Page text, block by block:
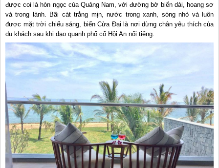
được coi là hòn ngọc của Quảng Nam, với đường bờ biển dài, hoang sơ
và trong lành. Bãi cát trắng mịn, nước trong xanh, sóng nhỏ và luôn
được mặt trời chiếu sáng, biển Cửa Đại là nơi dừng chân yêu thích của
du khách sau khi dạo quanh phố cổ Hội An nổi tiếng.